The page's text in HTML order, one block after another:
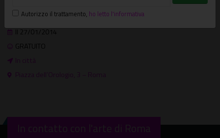
Altri eventi
Il 27/01/2014
GRATUITO
In città
Piazza dell’Orologio, 3 – Roma
In contatto con l'arte di Roma
Autorizzo il trattamento, ho letto l'informativa